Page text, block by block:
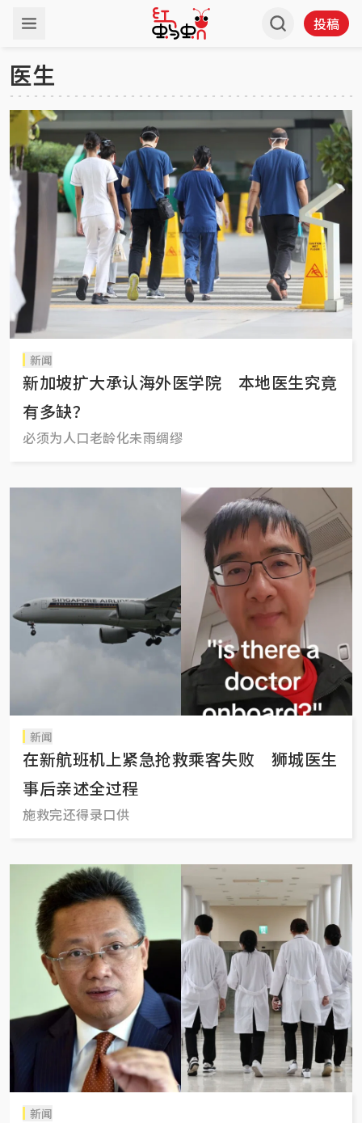
投稿
医生
新闻
新加坡扩大承认海外医学院 本地医生究竟
有多缺？
必须为人口老龄化未雨绸缪
新闻
在新航班机上紧急抢救乘客失败 狮城医生
事后亲述全过程
施救完还得录口供
新闻